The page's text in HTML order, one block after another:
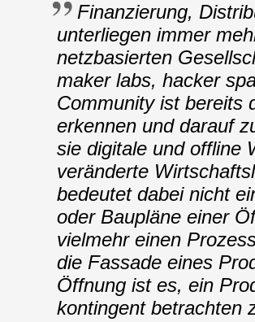
Finanzierung,
unterliegen immer
netzbasierten
maker labs, hacker
Community ist bereits
erkennen und darauf
sie digitale und offline
veränderte
bedeutet dabei nicht
oder Baupläne einer
vielmehr einen
die Fassade eines
Öffnung ist es, ein
kontingent betrachten